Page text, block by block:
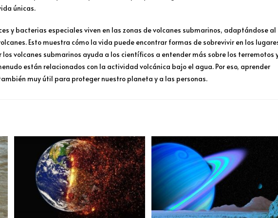
únicas.
y bacterias especiales viven en las zonas de volcanes submarinos, adaptándose al
Esto muestra cómo la vida puede encontrar formas de sobrevivir en los
volcanes submarinos ayuda a los científicos a entender más sobre los terremotos
están relacionados con la actividad volcánica bajo el agua. Por eso, aprender
muy útil para proteger nuestro planeta y a las personas.